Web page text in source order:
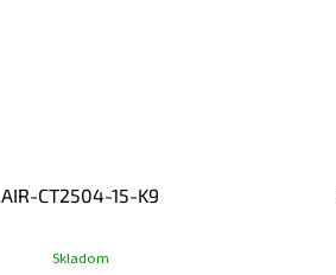
AIR-CT2504-15-K9
Skladom